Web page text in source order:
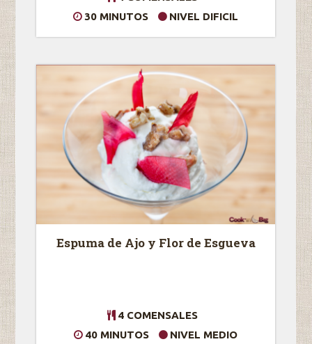
30 MINUTOS
NIVEL DIFICIL
Espuma de Ajo y Flor de Esgueva
4 COMENSALES
40 MINUTOS
NIVEL MEDIO